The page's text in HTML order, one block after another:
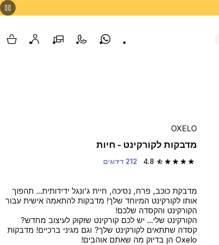
Whatsappצור קשרהסניפים שלנוהחשבון שלי
OXELO
מדבקות לקורקינט - חיות
4.8 4.8 out of 5 stars from 212 reviews 212 דירוגים
מדבקת כוכב, פרח, נסיכה, חיית ג'ונגל ידידותית... תהפוך
אותו לקורקינט המיוחד שלך! מדבקות להתאמה אישית עבור
הקורקינט והקסדה שלכם!
הקורקינט שלי... יש לכם קורקינט שזקוק לעיצוב מחדש?
קסדה שתתאים לקורקינט שלך? וגם מגיני ברכיים! מדבקות
Oxelo הן בדיוק מה שאתם אוהבים!